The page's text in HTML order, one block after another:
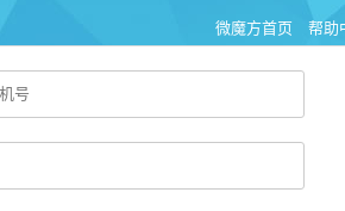
微魔方首页 帮助